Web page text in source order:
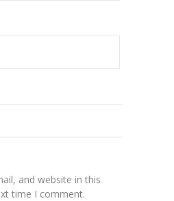
and website in this
time I comment.